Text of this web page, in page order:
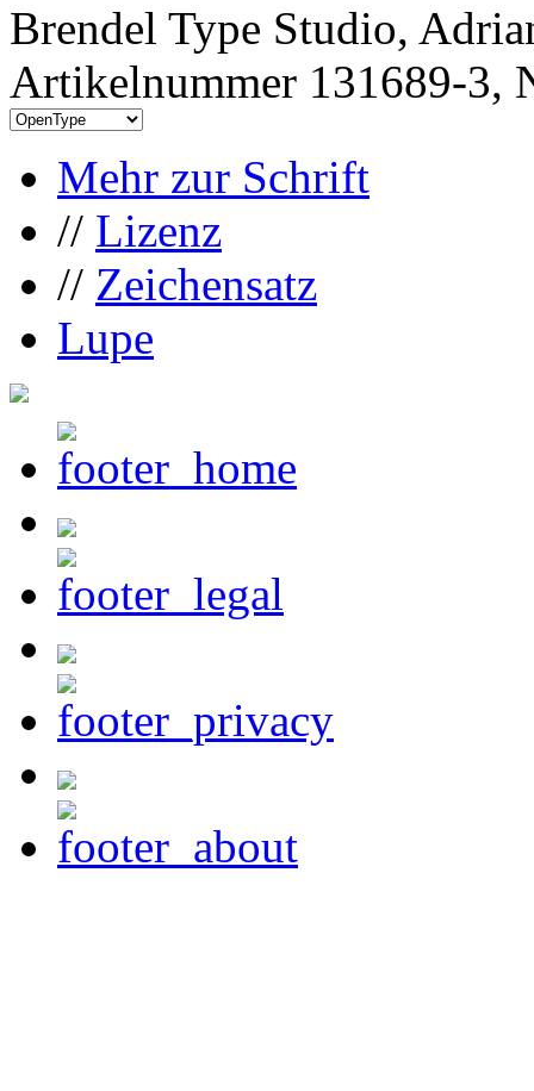
Brendel Type Studio,
Artikelnummer 131689-3,
Mehr zur Schrift
// Lizenz
// Zeichensatz
Lupe